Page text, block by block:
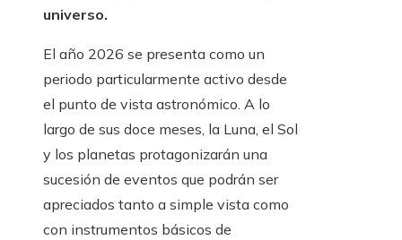
universo.
El año 2026 se presenta como un
periodo particularmente activo desde
el punto de vista astronómico. A lo
largo de sus doce meses, la Luna, el Sol
y los planetas protagonizarán una
sucesión de eventos que podrán ser
apreciados tanto a simple vista como
con instrumentos básicos de